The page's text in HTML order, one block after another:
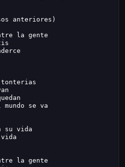
anteriores)
la gente
tonterias
se va
su vida
la gente